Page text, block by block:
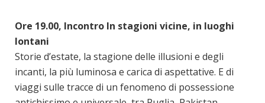
Ore 19.00, Incontro In stagioni vicine, in luoghi
lontani
Storie d’estate, la stagione delle illusioni e degli
incanti, la più luminosa e carica di aspettative. E di
viaggi sulle tracce di un fenomeno di possessione